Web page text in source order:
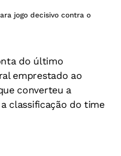
jogo decisivo contra o
do último
emprestado ao
converteu a
classificação do time